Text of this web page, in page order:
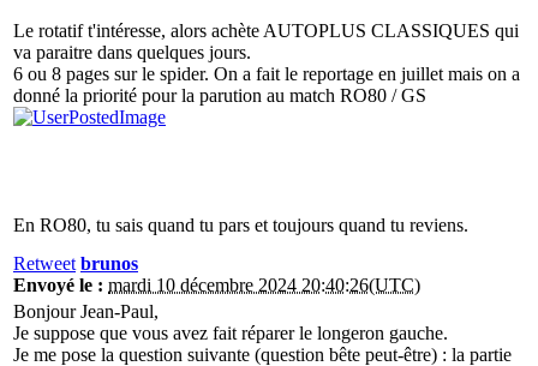
Le rotatif t'intéresse, alors achète AUTOPLUS CLASSIQUES qui
va paraitre dans quelques jours.
6 ou 8 pages sur le spider. On a fait le reportage en juillet mais on a
donné la priorité pour la parution au match RO80 / GS
En RO80, tu sais quand tu pars et toujours quand tu reviens.
Retweet brunos
Envoyé le : mardi 10 décembre 2024 20:40:26(UTC)
Bonjour Jean-Paul,
Je suppose que vous avez fait réparer le longeron gauche.
Je me pose la question suivante (question bête peut-être) : la partie